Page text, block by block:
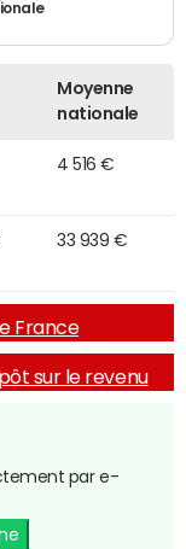
Moyenne
nationale
4 516 €
33 939 €
France
sur le revenu
par e-